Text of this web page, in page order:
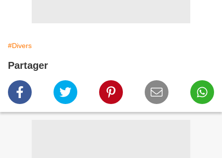
#Divers
Partager